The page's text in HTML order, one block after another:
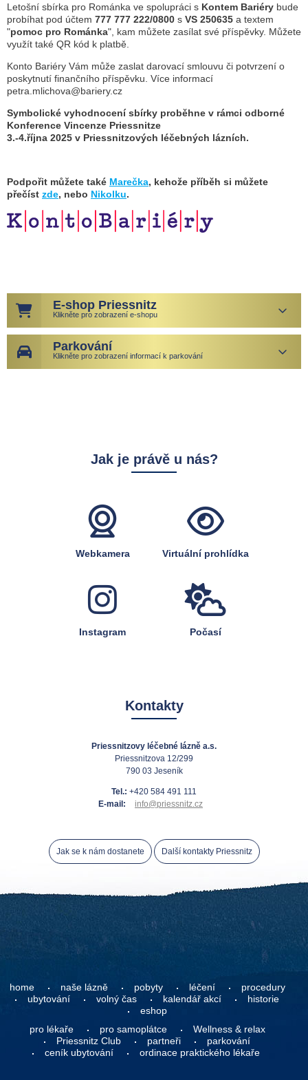
Letošní sbírka pro Románka ve spolupráci s Kontem Bariéry bude
probíhat pod účtem 777 777 222/0800 s VS 250635 a textem
"pomoc pro Románka", kam můžete zasílat své příspěvky. Můžete
využít také QR kód k platbě.
Konto Bariéry Vám může zaslat darovací smlouvu či potvrzení o
poskytnutí finančního příspěvku. Více informací
petra.mlichova@bariery.cz
Symbolické vyhodnocení sbírky proběhne v rámci odborné
Konference Vincenze Priessnitze
3.-4.října 2025 v Priessnitzových léčebných lázních.
Podpořit můžete také Marečka, kehože příběh si můžete
přečíst zde, nebo Nikolku.
E-shop Priessnitz
Klikněte pro zobrazení e-shopu
Parkování
Klikněte pro zobrazení informací k parkování
Jak je právě u nás?
Webkamera Virtuální prohlídka
Instagram Počasí
Kontakty
Priessnitzovy léčebné lázně a.s.
Priessnitzova 12/299
790 03 Jeseník
Tel.: +420 584 491 111
E-mail:
info@priessnitz.cz
Jak se k nám dostanete Další kontakty Priessnitz
home naše lázně pobyty léčení
procedury
ubytování
volný čas kalendář akcí
historie
eshop
pro lékaře
pro samoplátce
Wellness & relax
Priessnitz Club
partneři
parkování
ceník ubytování
ordinace praktického lékaře